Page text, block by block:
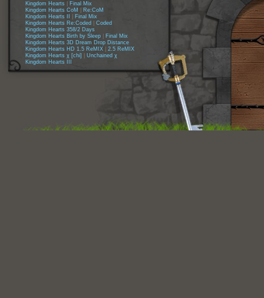
Kingdom Hearts
Final Mix
Kingdom Hearts CoM
Re:CoM
Kingdom Hearts II
Final Mix
Kingdom Hearts Re:Coded
Coded
Kingdom Hearts 358/2 Days
Kingdom Hearts Birth by Sleep
Final Mix
Kingdom Hearts 3D Dream Drop Distance
Kingdom Hearts HD 1.5 ReMIX
2.5 ReMIX
Kingdom Hearts χ [chi]
Unchained χ
Kingdom Hearts III